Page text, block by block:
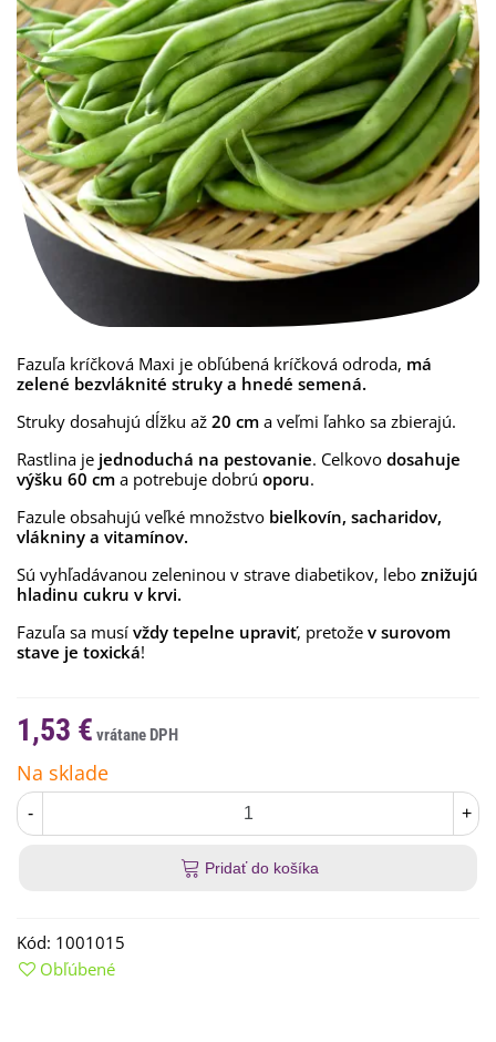
Fazuľa kríčková Maxi je obľúbená kríčková odroda, má
zelené bezvláknité struky a hnedé semená.
Struky dosahujú dĺžku až 20 cm a veľmi ľahko sa zbierajú.
Rastlina je jednoduchá na pestovanie. Celkovo dosahuje
výšku 60 cm a potrebuje dobrú oporu.
Fazule obsahujú veľké množstvo bielkovín, sacharidov,
vlákniny a vitamínov.
Sú vyhľadávanou zeleninou v strave diabetikov, lebo znižujú
hladinu cukru v krvi.
Fazuľa sa musí vždy tepelne upraviť, pretože v surovom
stave je toxická!
1,53 €
Na sklade
- +
Pridať do košíka
Kód: 1001015
Obľúbené